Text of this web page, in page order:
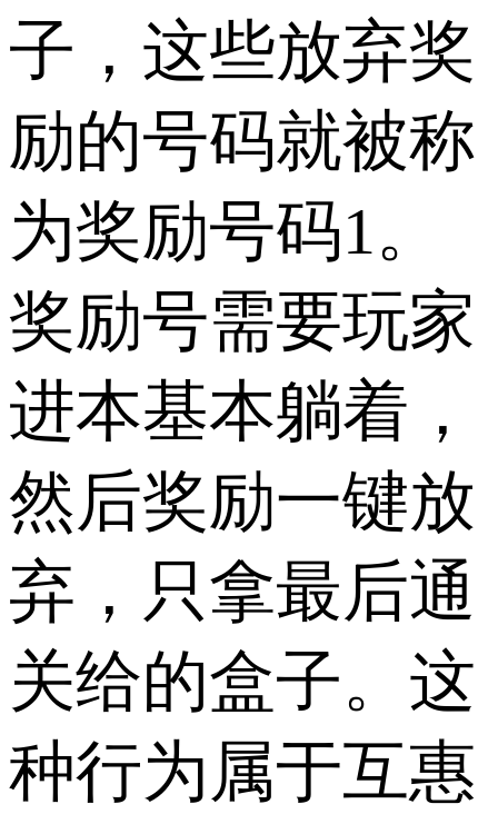
子，这些放弃奖
励的号码就被称
为奖励号码1。
奖励号需要玩家
进本基本躺着，
然后奖励一键放
弃，只拿最后通
关给的盒子。这
种行为属于互惠